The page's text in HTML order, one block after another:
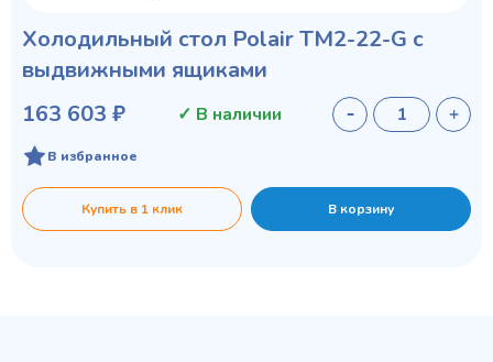
Холодильный стол Polair TM2-22-G с
выдвижными ящиками
163 603 ₽
✓ В наличии
В избранное
Купить в 1 клик В корзину